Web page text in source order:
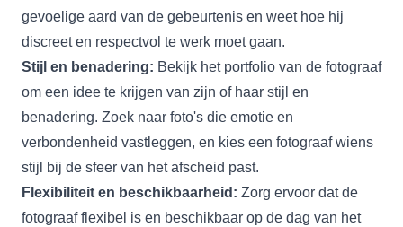
gevoelige aard van de gebeurtenis en weet hoe hij
discreet en respectvol te werk moet gaan.
Stijl en benadering: Bekijk het portfolio van de fotograaf
om een idee te krijgen van zijn of haar stijl en
benadering. Zoek naar foto's die emotie en
verbondenheid vastleggen, en kies een fotograaf wiens
stijl bij de sfeer van het afscheid past.
Flexibiliteit en beschikbaarheid: Zorg ervoor dat de
fotograaf flexibel is en beschikbaar op de dag van het